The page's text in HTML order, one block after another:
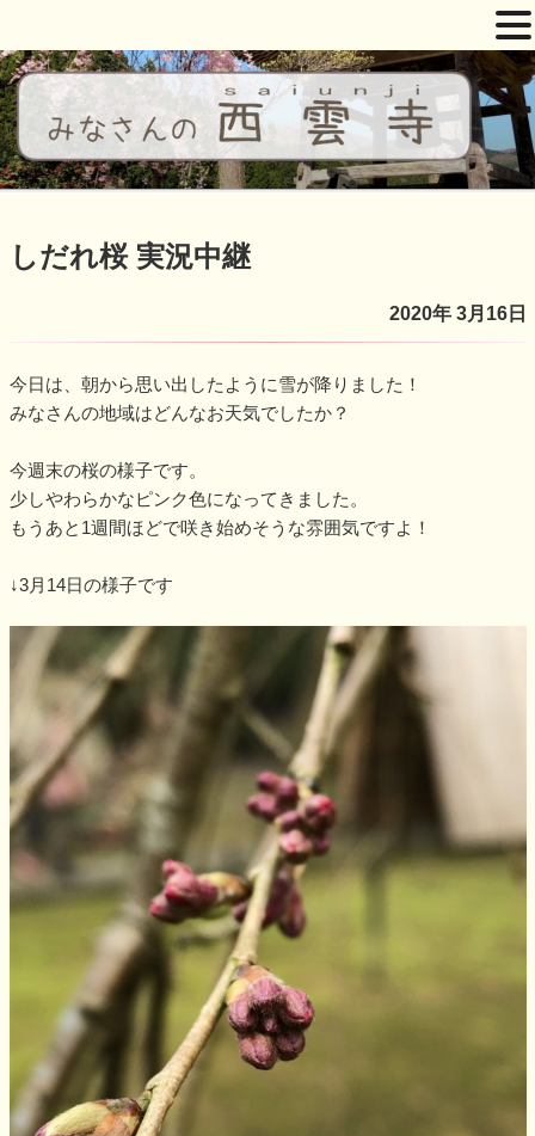
コ
ン
テ
ン
ツ
キ
西雲寺
しだれ桜となんまんだぶつ
しだれ桜 実況中継
2020年 3月16日
今日は、朝から思い出したように雪が降りました！
みなさんの地域はどんなお天気でしたか？
今週末の桜の様子です。
少しやわらかなピンク色になってきました。
もうあと1週間ほどで咲き始めそうな雰囲気ですよ！
↓3月14日の様子です